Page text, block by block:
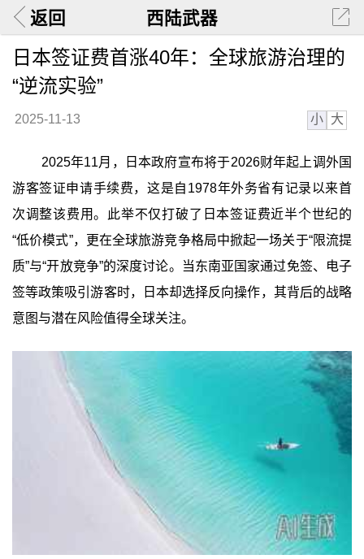
返回 西陆武器
日本签证费首涨40年：全球旅游治理的
“逆流实验”
2025-11-13 小 大
2025年11月，日本政府宣布将于2026财年起上调外国
游客签证申请手续费，这是自1978年外务省有记录以来首
次调整该费用。此举不仅打破了日本签证费近半个世纪的
“低价模式”，更在全球旅游竞争格局中掀起一场关于“限流提
质”与“开放竞争”的深度讨论。当东南亚国家通过免签、电子
签等政策吸引游客时，日本却选择反向操作，其背后的战略
意图与潜在风险值得全球关注。